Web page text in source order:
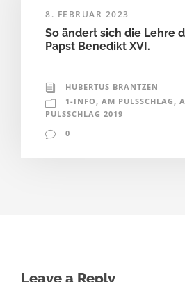
8. FEBRUAR 2023
So ändert sich die Lehre
Papst Benedikt XVI.
HUBERTUS BRANTZEN
1-INFO , AM PULSSCHLAG ,
PULSSCHLAG 2019
0